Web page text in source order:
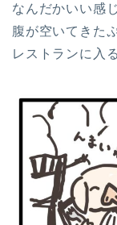
なんだかいい感
腹が空いてきた
レストランに入